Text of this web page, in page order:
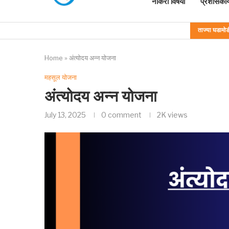
ताज्या
Home » अंत्योदय अन्न योजना
महसूल योजना
अंत्योदय अन्न योजना
July 13, 2025 0 comment 2K views